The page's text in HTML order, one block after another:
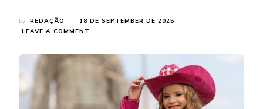
by REDAÇÃO
18 DE SEPTEMBER DE 2025
LEAVE A COMMENT
ESTREIA
E